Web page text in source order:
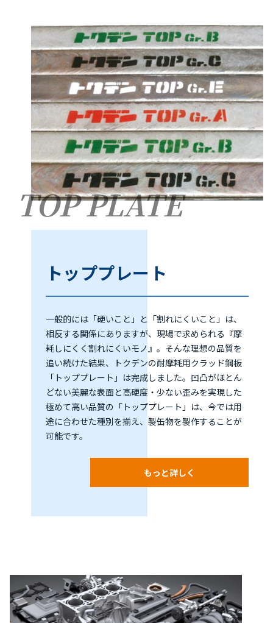
TOP PLATE
トッププレート
一般的には「硬いこと」と「割れにくいこと」は、
相反する関係にありますが、現場で求められる『摩
耗しにくく割れにくいモノ』。そんな理想の品質を
追い続けた結果、トクデンの耐摩耗用クラッド鋼板
「トッププレート」は完成しました。凹凸がほとん
どない美麗な表面と高硬度・少ない歪みを実現した
極めて高い品質の「トッププレート」は、今では用
途に合わせた種別を揃え、製缶物を製作することが
可能です。
もっと詳しく